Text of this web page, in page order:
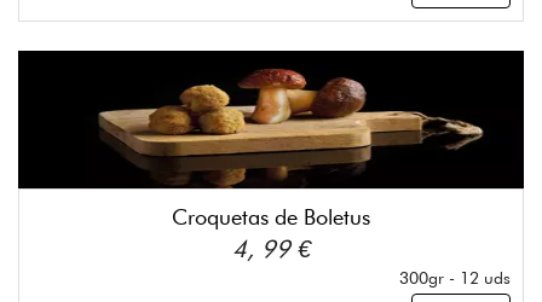
Croquetas de Boletus
4, 99 €
300gr - 12 uds